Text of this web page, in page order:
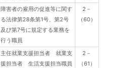
障害者の雇用の促進等に関す
る法律第28条第1号、第2号
及び第7号に規定する業務を
行う職員
2－
（60）
主任就業支援担当者 就業支
援担当者 生活支援担当職員
2－
（61）